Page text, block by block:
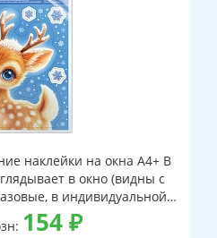
наклейки на окна А4+ В
в окно (видны с
в индивидуальной
и клеевым клапаном)
154₽